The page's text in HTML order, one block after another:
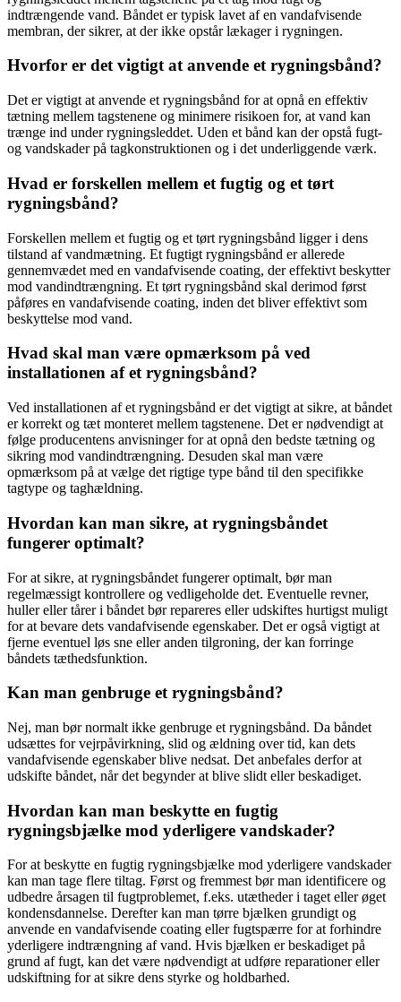
indtrængende vand. Båndet er typisk lavet af en vandafvisende
membran, der sikrer, at der ikke opstår lækager i rygningen.
Hvorfor er det vigtigt at anvende et rygningsbånd?
Det er vigtigt at anvende et rygningsbånd for at opnå en effektiv
tætning mellem tagstenene og minimere risikoen for, at vand kan
trænge ind under rygningsleddet. Uden et bånd kan der opstå fugt-
og vandskader på tagkonstruktionen og i det underliggende værk.
Hvad er forskellen mellem et fugtig og et tørt
rygningsbånd?
Forskellen mellem et fugtig og et tørt rygningsbånd ligger i dens
tilstand af vandmætning. Et fugtigt rygningsbånd er allerede
gennemvædet med en vandafvisende coating, der effektivt beskytter
mod vandindtrængning. Et tørt rygningsbånd skal derimod først
påføres en vandafvisende coating, inden det bliver effektivt som
beskyttelse mod vand.
Hvad skal man være opmærksom på ved
installationen af et rygningsbånd?
Ved installationen af et rygningsbånd er det vigtigt at sikre, at båndet
er korrekt og tæt monteret mellem tagstenene. Det er nødvendigt at
følge producentens anvisninger for at opnå den bedste tætning og
sikring mod vandindtrængning. Desuden skal man være
opmærksom på at vælge det rigtige type bånd til den specifikke
tagtype og taghældning.
Hvordan kan man sikre, at rygningsbåndet
fungerer optimalt?
For at sikre, at rygningsbåndet fungerer optimalt, bør man
regelmæssigt kontrollere og vedligeholde det. Eventuelle revner,
huller eller tårer i båndet bør repareres eller udskiftes hurtigst muligt
for at bevare dets vandafvisende egenskaber. Det er også vigtigt at
fjerne eventuel løs sne eller anden tilgroning, der kan forringe
båndets tæthedsfunktion.
Kan man genbruge et rygningsbånd?
Nej, man bør normalt ikke genbruge et rygningsbånd. Da båndet
udsættes for vejrpåvirkning, slid og ældning over tid, kan dets
vandafvisende egenskaber blive nedsat. Det anbefales derfor at
udskifte båndet, når det begynder at blive slidt eller beskadiget.
Hvordan kan man beskytte en fugtig
rygningsbjælke mod yderligere vandskader?
For at beskytte en fugtig rygningsbjælke mod yderligere vandskader
kan man tage flere tiltag. Først og fremmest bør man identificere og
udbedre årsagen til fugtproblemet, f.eks. utætheder i taget eller øget
kondensdannelse. Derefter kan man tørre bjælken grundigt og
anvende en vandafvisende coating eller fugtspærre for at forhindre
yderligere indtrængning af vand. Hvis bjælken er beskadiget på
grund af fugt, kan det være nødvendigt at udføre reparationer eller
udskiftning for at sikre dens styrke og holdbarhed.